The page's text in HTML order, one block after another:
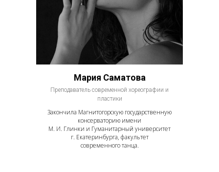
Мария Саматова
Преподаватель современной хореографии и
пластики
Закончила Магнитогорскую государственную
консерваторию имени
М. И. Глинки и Гуманитарный университет
г. Екатеринбурга, факультет
современного танца.